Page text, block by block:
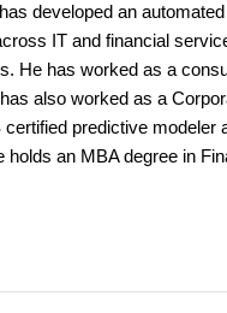
developed an
IT and financial
He has worked as a
also worked as a
predictive modeler
an MBA degree in